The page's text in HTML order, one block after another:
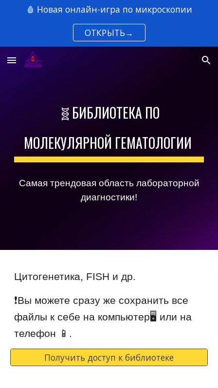
🩸 Новая онлайн-игра по микроскопии
ОТКРЫТЬ→
🧬БИБЛИОТЕКА ПО
МОЛЕКУЛЯРНОЙ ГЕМАТОЛОГИИ
Самая трендовая область лабораторной
диагностики!
Цитогенетика, FISH и др.
❗Вы можете сразу же сохранить все
файлы к себе на компьютер🖥 или на
телефон 📱.
Получить доступ к библиотеке